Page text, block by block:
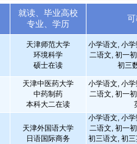
就读、毕业高校
专业、学历
天津师范大学
环境科学
硕士在读
小学语文, 小
二语文, 初一
初三
天津中医药大学
中药制药
本科大二在读
小学语文, 小
二语文, 初一
天津外国语大学
日语国际商务
小学语文, 小
二语文, 初一
初三语文, 初